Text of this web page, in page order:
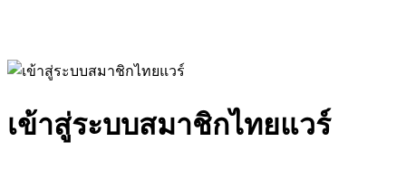
เข้าสู่ระบบสมาชิกไทยแวร์